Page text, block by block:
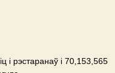
і рэстаранаў і 70,153,565